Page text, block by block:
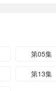
第05集
第13集